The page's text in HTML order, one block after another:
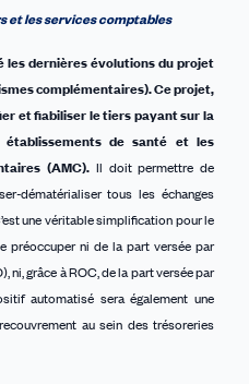
et les services comptables
les dernièresévolutionsdu projet
complémentaires).Ce projet,
et fiabiliser le tiers payant sur la
de santé et les
(AMC). Il doit permettre de
dématérialiser tous les échanges
une véritable simplification pour le
préoccuper ni de la part versée par
ni, grâce à ROC, de la part versée par
automatisé sera également une
au sein des trésoreries